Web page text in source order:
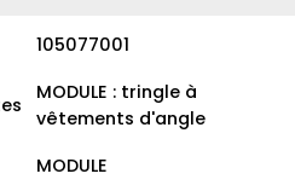
105077001
MODULE : tringle à
vêtements d'angle
MODULE